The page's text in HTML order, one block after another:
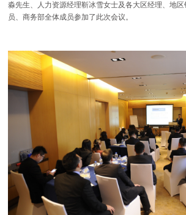
淼先生、人力资源经理靳冰雪女士及各大区经理、地
员、商务部全体成员参加了此次会议。